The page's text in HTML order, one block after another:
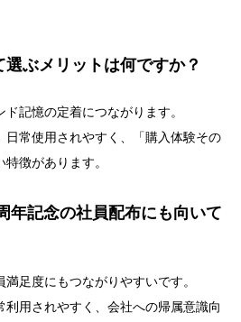
ぶメリットは何ですか？
記憶の定着につながります。
日常使用されやすく、「購入体験その
徴があります。
年記念の社員配布にも向いて
足度にもつながりやすいです。
用されやすく、会社への帰属意識向